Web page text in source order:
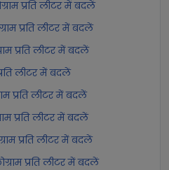
प्रति लीटर में बदलें
प्रति लीटर में बदलें
प्रति लीटर में बदलें
लीटर में बदलें
प्रति लीटर में बदलें
प्रति लीटर में बदलें
प्रति लीटर में बदलें
प्रति लीटर में बदलें